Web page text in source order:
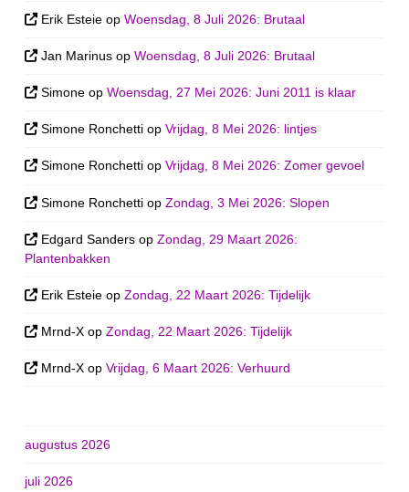
Erik Esteie opWoensdag, 8 Juli 2026: Brutaal
Jan Marinus opWoensdag, 8 Juli 2026: Brutaal
Simone opWoensdag, 27 Mei 2026: Juni 2011 is klaar
Simone Ronchetti opVrijdag, 8 Mei 2026: lintjes
Simone Ronchetti opVrijdag, 8 Mei 2026: Zomer gevoel
Simone Ronchetti opZondag, 3 Mei 2026: Slopen
Edgard Sanders opZondag, 29 Maart 2026:
Plantenbakken
Erik Esteie opZondag, 22 Maart 2026: Tijdelijk
Mrnd-X opZondag, 22 Maart 2026: Tijdelijk
Mrnd-X opVrijdag, 6 Maart 2026: Verhuurd
augustus 2026
juli 2026